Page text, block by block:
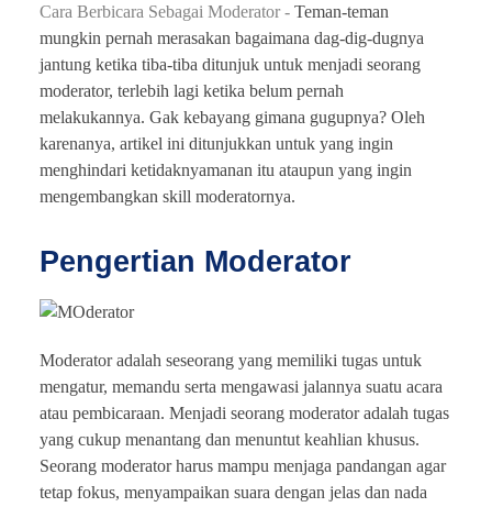
Cara Berbicara Sebagai Moderator - Teman-teman
mungkin pernah merasakan bagaimana dag-dig-dugnya
jantung ketika tiba-tiba ditunjuk untuk menjadi seorang
moderator, terlebih lagi ketika belum pernah
melakukannya. Gak kebayang gimana gugupnya? Oleh
karenanya, artikel ini ditunjukkan untuk yang ingin
menghindari ketidaknyamanan itu ataupun yang ingin
mengembangkan skill moderatornya.
Pengertian Moderator
Moderator adalah seseorang yang memiliki tugas untuk
mengatur, memandu serta mengawasi jalannya suatu acara
atau pembicaraan. Menjadi seorang moderator adalah tugas
yang cukup menantang dan menuntut keahlian khusus.
Seorang moderator harus mampu menjaga pandangan agar
tetap fokus, menyampaikan suara dengan jelas dan nada